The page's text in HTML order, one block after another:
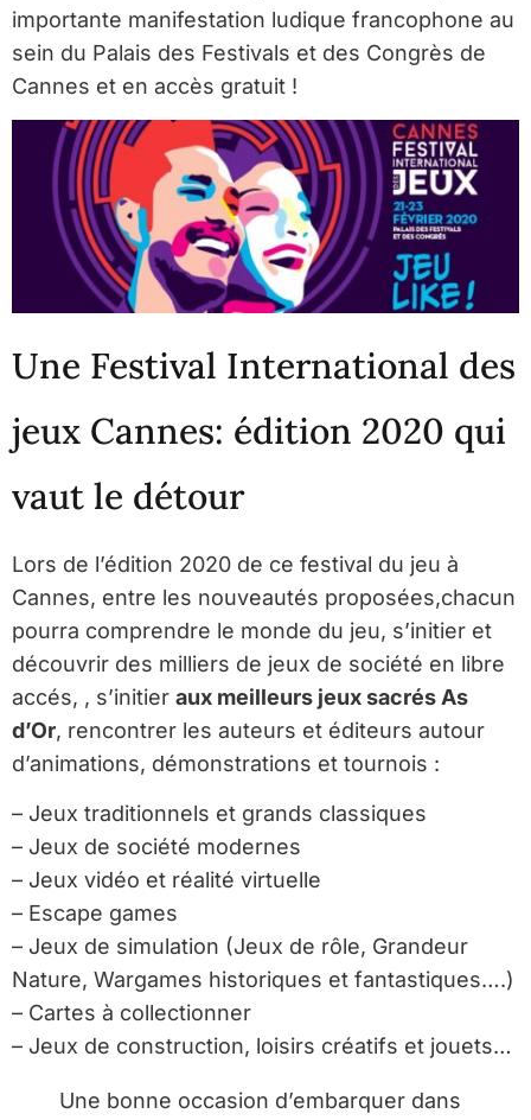
importante manifestation ludique francophone au
sein du Palais des Festivals et des Congrès de
Cannes et en accès gratuit !
Une Festival International des
jeux Cannes: édition 2020 qui
vaut le détour
Lors de l’édition 2020 de ce festival du jeu à
Cannes, entre les nouveautés proposées,chacun
pourra comprendre le monde du jeu, s’initier et
découvrir des milliers de jeux de société en libre
accés, , s’initier aux meilleurs jeux sacrés As
d’Or, rencontrer les auteurs et éditeurs autour
d’animations, démonstrations et tournois :
– Jeux traditionnels et grands classiques
– Jeux de société modernes
– Jeux vidéo et réalité virtuelle
– Escape games
– Jeux de simulation (Jeux de rôle, Grandeur
Nature, Wargames historiques et fantastiques….)
– Cartes à collectionner
– Jeux de construction, loisirs créatifs et jouets…
Une bonne occasion d’embarquer dans